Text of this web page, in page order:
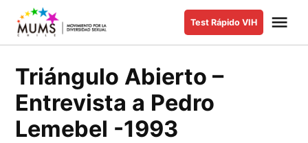
Saltar
contenido
Movimiento
por la
Diversidad
Sexual y de
Género
Test Rápido VIH
Triángulo Abierto –
Entrevista a Pedro
Lemebel -1993